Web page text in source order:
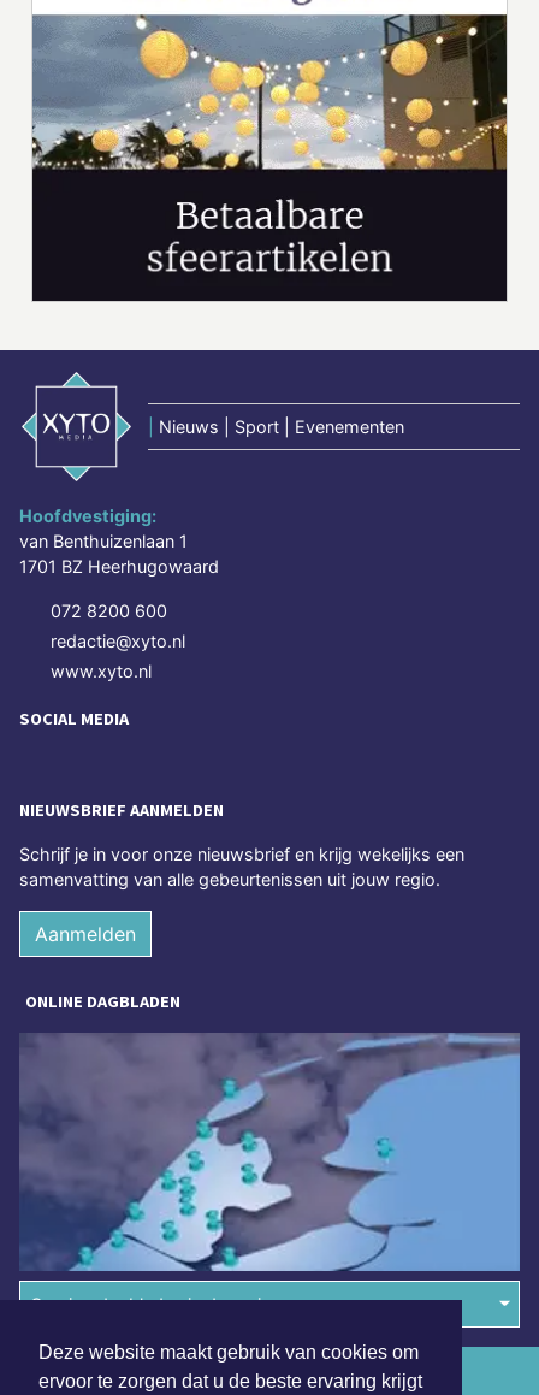
Deze website maakt gebruik van cookies om
ervoor te zorgen dat u de beste ervaring krijgt
Nieuws | Sport | Evenementen
Hoofdvestiging:
van Benthuizenlaan 1
1701 BZ Heerhugowaard
072 8200 600
redactie@xyto.nl
www.xyto.nl
SOCIAL MEDIA
NIEUWSBRIEF AANMELDEN
Schrijf je in voor onze nieuwsbrief en krijg wekelijks een
samenvatting van alle gebeurtenissen uit jouw regio.
Aanmelden
ONLINE DAGBLADEN
Overige dagbladen in de regio
Algemene voorwaarden